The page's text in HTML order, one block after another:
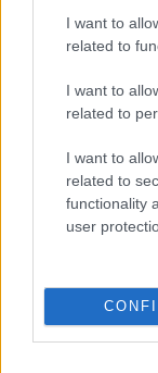
I want to
related to
I want to
related to
I want to
related to
functionality
user